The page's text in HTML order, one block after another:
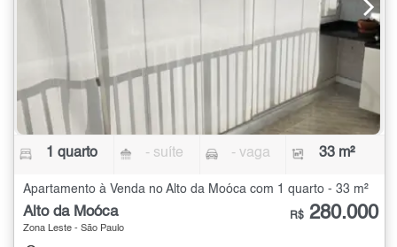
1 quarto - suíte - vaga 33 m²
Apartamento à Venda no Alto da Moóca com 1 quarto - 33 m²
Alto da Moóca
Zona Leste - São Paulo
R$ 280.000